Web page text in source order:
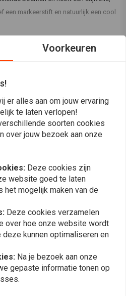
een markeerstift en natuurlijk een cool
(1 beoordelingen)
gezet is lekker
leon Heuts
heb stuur
breed en zit
Voorkeuren
er alles aan om jouw ervaring
te laten verlopen!
soorten cookies
over jouw bezoek aan onze
Deze cookies zijn
website goed te laten
het mogelijk maken van de
Deze cookies verzamelen
over hoe onze website wordt
kunnen optimaliseren en
Na je bezoek aan onze
gepaste informatie tonen op